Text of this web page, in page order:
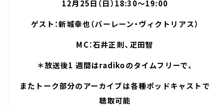
12月25日（日）18:30～19:00
ゲスト：新城幸也（バーレーン・ヴィクトリアス）
MC：石井正則、疋田智
＊放送後1 週間はradikoのタイムフリーで、
またトーク部分のアーカイブは各種ポッドキャストで
聴取可能